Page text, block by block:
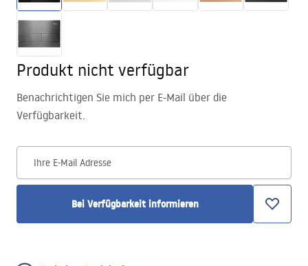
Produkt nicht verfügbar
Benachrichtigen Sie mich per E-Mail über die
Verfügbarkeit.
Ihre E-Mail Adresse
Bei Verfügbarkeit informieren